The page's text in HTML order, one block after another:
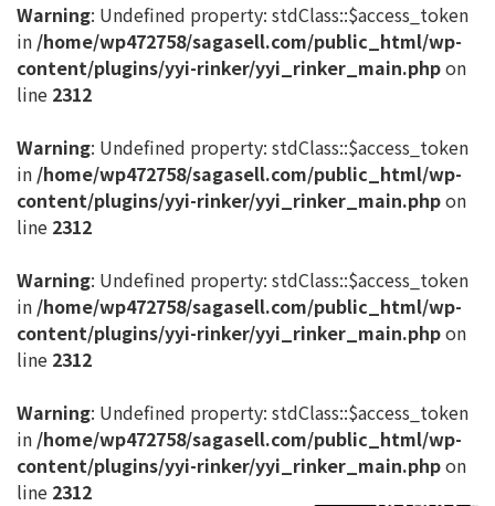
Warning: Undefined property: stdClass::$access_token
in /home/wp472758/sagasell.com/public_html/wp-
content/plugins/yyi-rinker/yyi_rinker_main.phpon
line 2312
Warning: Undefined property: stdClass::$access_token
in /home/wp472758/sagasell.com/public_html/wp-
content/plugins/yyi-rinker/yyi_rinker_main.phpon
line 2312
Warning: Undefined property: stdClass::$access_token
in /home/wp472758/sagasell.com/public_html/wp-
content/plugins/yyi-rinker/yyi_rinker_main.phpon
line 2312
Warning: Undefined property: stdClass::$access_token
in /home/wp472758/sagasell.com/public_html/wp-
content/plugins/yyi-rinker/yyi_rinker_main.phpon
line 2312